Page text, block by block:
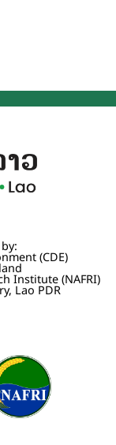
(CDE)
Institute (NAFRI)
Lao PDR